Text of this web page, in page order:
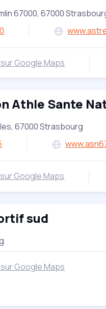
67000, 67000
Google Maps
Athle Sante
67000 Strasbourg
Google Maps
sud
Google Maps